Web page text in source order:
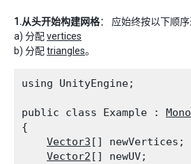
1.从头开始构建网格： 应始终按以下顺序
a) 分配 vertices
b) 分配 triangles。
using UnityEngine;
public class Example :
{
Vector3 [] newVertices;
Vector2 [] newUV;